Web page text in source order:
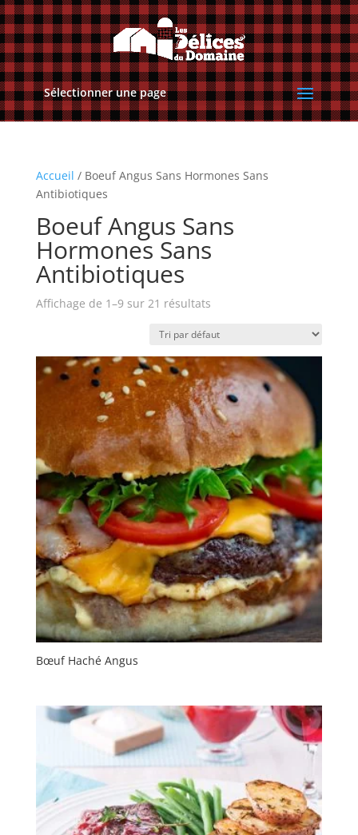
Sélectionner une page
Accueil / Boeuf Angus Sans Hormones Sans
Antibiotiques
Boeuf Angus Sans
Hormones Sans
Antibiotiques
Affichage de 1–9 sur 21 résultats
Bœuf Haché Angus